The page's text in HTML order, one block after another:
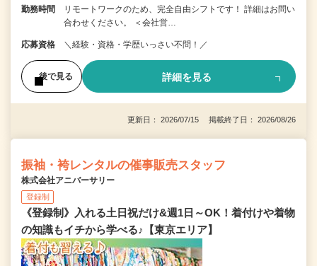
勤務時間
リモートワークのため、完全自由シフトです！ 詳細はお問い
合わせください。 ＜会社営…
応募資格 ＼経験・資格・学歴いっさい不問！／
後で見る 詳細を見る
更新日： 2026/07/15 掲載終了日： 2026/08/26
振袖・袴レンタルの催事販売スタッフ
株式会社アニバーサリー
登録制
《登録制》入れる土日祝だけ&週1日～OK！着付けや着物
の知識もイチから学べる♪【東京エリア】